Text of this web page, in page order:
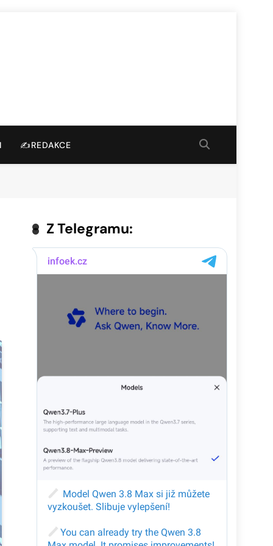
✍️REDAKCE
Z Telegramu: